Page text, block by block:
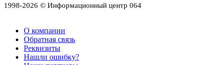
1998-2026 © Информационный центр 064
О компании
Обратная связь
Реквизиты
Нашли ошибку?